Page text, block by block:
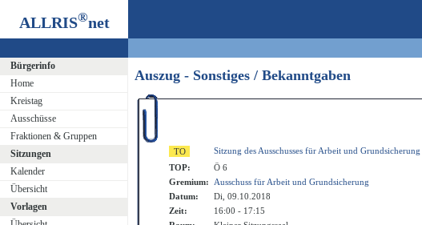
ALLRIS®net
Bürgerinfo
Home
Kreistag
Ausschüsse
Fraktionen & Gruppen
Sitzungen
Kalender
Übersicht
Vorlagen
Auszug - Sonstiges / Bekanntgaben
Sitzung des Ausschusses für Arbeit und Grundsicherung
TOP:
Ö 6
Gremium:
Ausschuss für Arbeit und Grundsicherung
Datum:
Di, 09.10.2018
Zeit:
16:00 - 17:15